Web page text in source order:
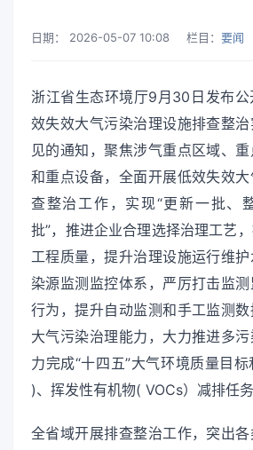
日期： 2026-05-07 10:08 栏目： 要闻
浙江省生态环境厅9月30日发布
效失效大气污染治理设施排查整
见的通知，聚焦涉气重点区域、
和重点设备，全面开展低效失效
查整治工作，实现“更新一批、
批”，推进企业合理选择治理工艺
工程质量，提升治理设施运行维
染源监测监控体系，严厉打击监
行为，提升自动监测和手工监测
大气污染治理能力，大力推进多
力完成“十四五”大气环境质量目
)、挥发性有机物( VOCs）减排任务
全省域开展排查整治工作，突出